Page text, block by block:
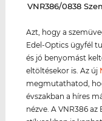
‌VNR386/0838
Azt, hogy a
Edel-Optics ügyfél
és jó benyomást
eltöltésekor is. Az új
megmutathatod,
évszakban a híres
nézve. A VNR386